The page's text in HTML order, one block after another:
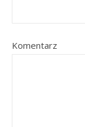
Komentarz